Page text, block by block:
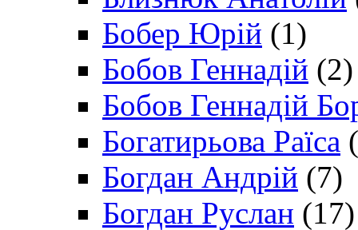
Бобер Юрій (1)
Бобов Геннадій (2)
Бобов Геннадій
Богатирьова Раїса
Богдан Андрій (7)
Богдан Руслан (17)